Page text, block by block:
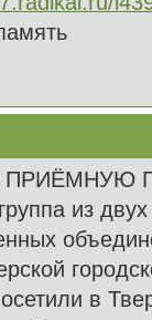
ПРИЁМНУЮ
из
в